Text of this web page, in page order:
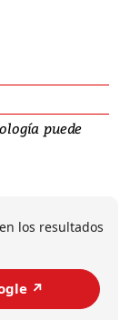
puede
los resultados
↗️